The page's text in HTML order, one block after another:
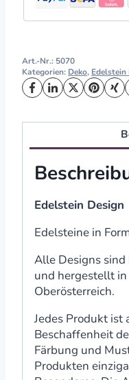
Art.-Nr.: 5070
Kategorien: Deko, Edelstein
Edelstein Design
Edelsteine in
Alle Designs
und hergestellt
Oberösterreich.
Jedes Produkt
Beschaffenheit
Färbung und
Produkten